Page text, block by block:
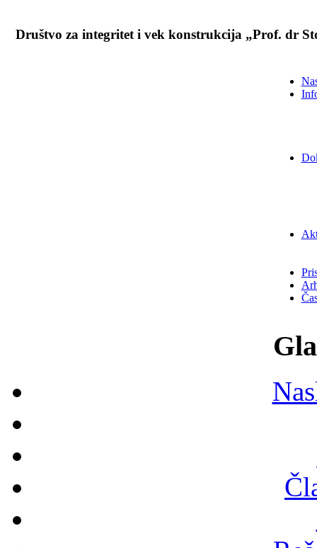
Društvo za integritet i vek konstrukcija „Prof. dr